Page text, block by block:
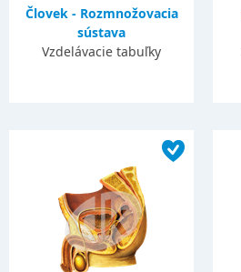
Človek - Rozmnožovacia
sústava
Vzdelávacie tabuľky